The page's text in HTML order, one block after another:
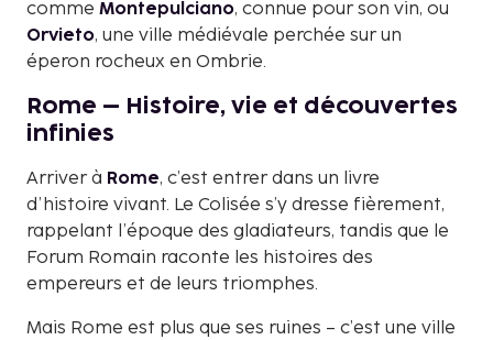
comme Montepulciano, connue pour son vin, ou
Orvieto, une ville médiévale perchée sur un
éperon rocheux en Ombrie.
Rome – Histoire, vie et découvertes
infinies
Arriver à Rome, c’est entrer dans un livre
d’histoire vivant. Le Colisée s’y dresse fièrement,
rappelant l’époque des gladiateurs, tandis que le
Forum Romain raconte les histoires des
empereurs et de leurs triomphes.
Mais Rome est plus que ses ruines – c’est une ville